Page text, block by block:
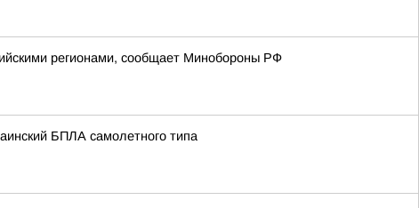
регионами, сообщает Минобороны РФ
БПЛА самолетного типа